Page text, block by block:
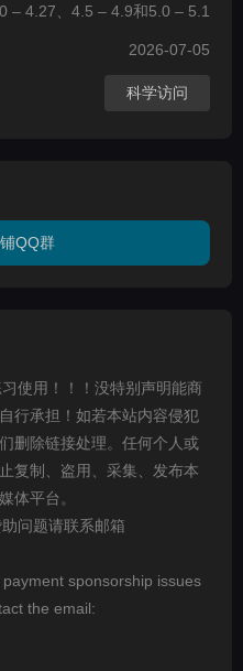
– 4.27、4.5 – 4.9和5.0 – 5.1
2026-07-05
科学访问
QQ群
使用！！！没特别声明能商
行承担！如若本站内容侵犯
删除链接处理。任何个人或
复制、盗用、采集、发布本
体平台。
问题请联系邮箱
sponsorship issues
the email: